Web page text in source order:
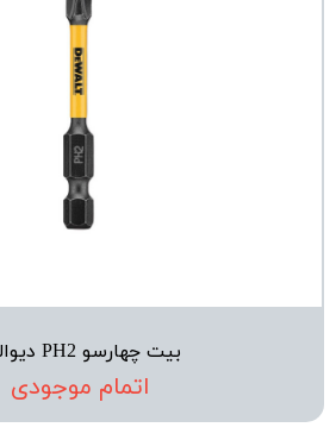
بیت چهارسو PH2 دیوالت
اتمام موجودی